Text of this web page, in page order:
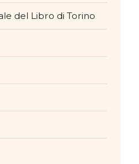
del Libro di Torino